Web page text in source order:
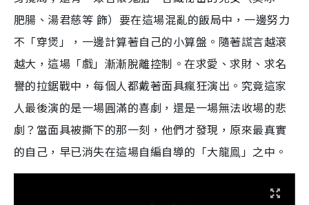
肥腸、湯君慈等 飾）要在這場混亂的飯局中，一邊努力
不「穿煲」，一邊計算著自己的小算盤。隨著謊言越滾
越大，這場「戲」漸漸脫離控制。在求愛、求財、求名
譽的拉鋸戰中，每個人都戴著面具瘋狂演出。究竟這家
人最後演的是一場圓滿的喜劇，還是一場無法收場的悲
劇？當面具被撕下的那一刻，他們才發現，原來最真實
的自己，早已消失在這場自編自導的「大龍鳯」之中。